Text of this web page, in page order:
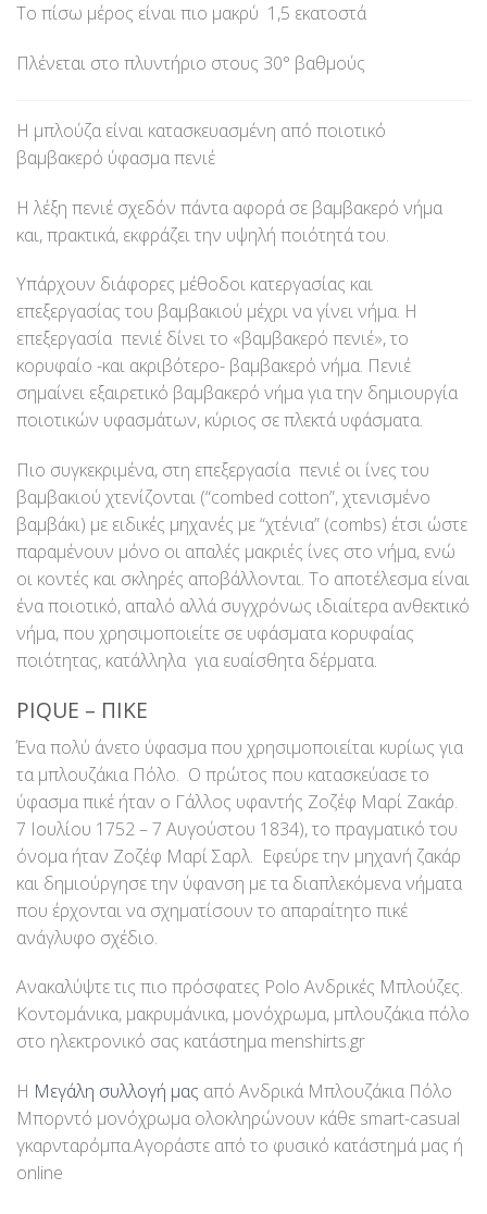
Το πίσω μέρος είναι πιο μακρύ 1,5 εκατοστά
Πλένεται στο πλυντήριο στους 30° βαθμούς
Η μπλούζα είναι κατασκευασμένη από ποιοτικό
βαμβακερό ύφασμα πενιέ
Η λέξη πενιέ σχεδόν πάντα αφορά σε βαμβακερό νήμα
και, πρακτικά, εκφράζει την υψηλή ποιότητά του.
Υπάρχουν διάφορες μέθοδοι κατεργασίας και
επεξεργασίας του βαμβακιού μέχρι να γίνει νήμα. Η
επεξεργασία πενιέ δίνει το «βαμβακερό πενιέ», το
κορυφαίο -και ακριβότερο- βαμβακερό νήμα. Πενιέ
σημαίνει εξαιρετικό βαμβακερό νήμα για την δημιουργία
ποιοτικών υφασμάτων, κύριος σε πλεκτά υφάσματα.
Πιο συγκεκριμένα, στη επεξεργασία πενιέ οι ίνες του
βαμβακιού χτενίζονται (“combed cotton”, χτενισμένο
βαμβάκι) με ειδικές μηχανές με “χτένια” (combs) έτσι ώστε
παραμένουν μόνο οι απαλές μακριές ίνες στο νήμα, ενώ
οι κοντές και σκληρές αποβάλλονται. Το αποτέλεσμα είναι
ένα ποιοτικό, απαλό αλλά συγχρόνως ιδιαίτερα ανθεκτικό
νήμα, που χρησιμοποιείτε σε υφάσματα κορυφαίας
ποιότητας, κατάλληλα για ευαίσθητα δέρματα.
PIQUE – ΠΙΚΕ
Ένα πολύ άνετο ύφασμα που χρησιμοποιείται κυρίως για
τα μπλουζάκια Πόλο. Ο πρώτος που κατασκεύασε το
ύφασμα πικέ ήταν ο Γάλλος υφαντής Ζοζέφ Μαρί Ζακάρ.
7 Ιουλίου 1752 – 7 Αυγούστου 1834), το πραγματικό του
όνομα ήταν Ζοζέφ Μαρί Σαρλ. Εφεύρε την μηχανή ζακάρ
και δημιούργησε την ύφανση με τα διαπλεκόμενα νήματα
που έρχονται να σχηματίσουν το απαραίτητο πικέ
ανάγλυφο σχέδιο.
Ανακαλύψτε τις πιο πρόσφατες Polo Ανδρικές Μπλούζες.
Κοντομάνικα, μακρυμάνικα, μονόχρωμα, μπλουζάκια πόλο
στο ηλεκτρονικό σας κατάστημα menshirts.gr
Η Μεγάλη συλλογή μας από Ανδρικά Μπλουζάκια Πόλο
Μπορντό μονόχρωμα ολοκληρώνουν κάθε smart-casual
γκαρνταρόμπα.Αγοράστε από το φυσικό κατάστημά μας ή
online